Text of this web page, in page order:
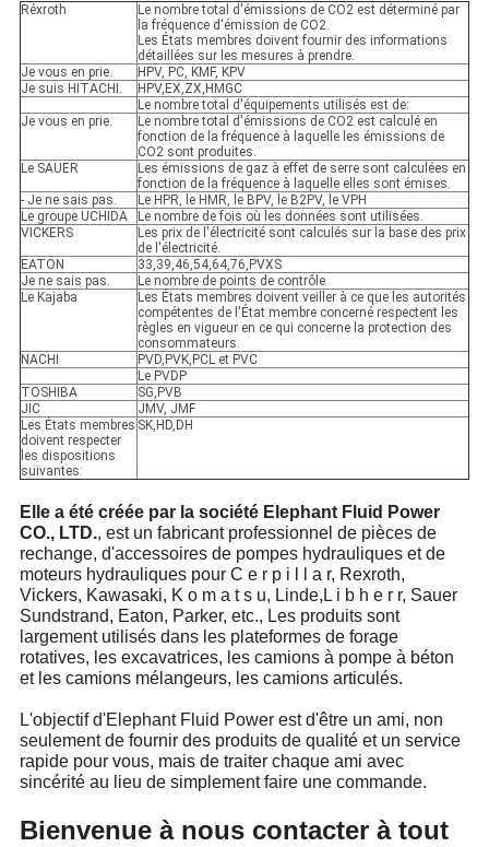
Réxroth
Le nombre total d'émissions de CO2 est déterminé par
la fréquence d'émission de CO2.
Les États membres doivent fournir des informations
détaillées sur les mesures à prendre.
Je vous en prie.
HPV, PC, KMF, KPV
Je suis HITACHI.
HPV,EX,ZX,HMGC
Le nombre total d'équipements utilisés est de:
Je vous en prie.
Le nombre total d'émissions de CO2 est calculé en
fonction de la fréquence à laquelle les émissions de
CO2 sont produites.
Le SAUER
Les émissions de gaz à effet de serre sont calculées en
fonction de la fréquence à laquelle elles sont émises.
- Je ne sais pas.
Le HPR, le HMR, le BPV, le B2PV, le VPH
Le groupe UCHIDA
Le nombre de fois où les données sont utilisées.
VICKERS
Les prix de l'électricité sont calculés sur la base des prix
de l'électricité.
EATON
33,39,46,54,64,76,PVXS
Je ne sais pas.
Le nombre de points de contrôle
Le Kajaba
Les États membres doivent veiller à ce que les autorités
compétentes de l'État membre concerné respectent les
règles en vigueur en ce qui concerne la protection des
consommateurs.
NACHI
PVD,PVK,PCL et PVC
Le PVDP
TOSHIBA
SG,PVB
JIC
JMV, JMF
Les États membres
doivent respecter
les dispositions
suivantes:
SK,HD,DH
Elle a été créée par la société Elephant Fluid Power
CO., LTD., est un fabricant professionnel de pièces de
rechange, d'accessoires de pompes hydrauliques et de
moteurs hydrauliques pour C e r p i l l a r, Rexroth,
Vickers, Kawasaki, K o m a t s u, Linde,L i b h e r r, Sauer
Sundstrand, Eaton, Parker, etc., Les produits sont
largement utilisés dans les plateformes de forage
rotatives, les excavatrices, les camions à pompe à béton
et les camions mélangeurs, les camions articulés.
L'objectif d'Elephant Fluid Power est d'être un ami, non
seulement de fournir des produits de qualité et un service
rapide pour vous, mais de traiter chaque ami avec
sincérité au lieu de simplement faire une commande.
Bienvenue à nous contacter à tout